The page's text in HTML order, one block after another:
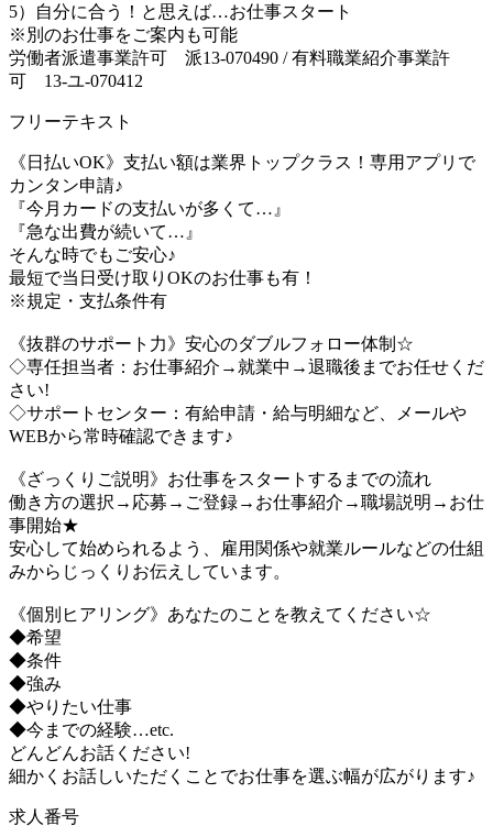
5）自分に合う！と思えば…お仕事スタート
※別のお仕事をご案内も可能
労働者派遣事業許可 派13-070490 / 有料職業紹介事業許
可 13-ユ-070412
フリーテキスト
《日払いOK》支払い額は業界トップクラス！専用アプリで
カンタン申請♪
『今月カードの支払いが多くて…』
『急な出費が続いて…』
そんな時でもご安心♪
最短で当日受け取りOKのお仕事も有！
※規定・支払条件有
《抜群のサポート力》安心のダブルフォロー体制☆
◇専任担当者：お仕事紹介→就業中→退職後までお任せくだ
さい!
◇サポートセンター：有給申請・給与明細など、メールや
WEBから常時確認できます♪
《ざっくりご説明》お仕事をスタートするまでの流れ
働き方の選択→応募→ご登録→お仕事紹介→職場説明→お仕
事開始★
安心して始められるよう、雇用関係や就業ルールなどの仕組
みからじっくりお伝えしています。
《個別ヒアリング》あなたのことを教えてください☆
◆希望
◆条件
◆強み
◆やりたい仕事
◆今までの経験…etc.
どんどんお話ください!
細かくお話しいただくことでお仕事を選ぶ幅が広がります♪
求人番号